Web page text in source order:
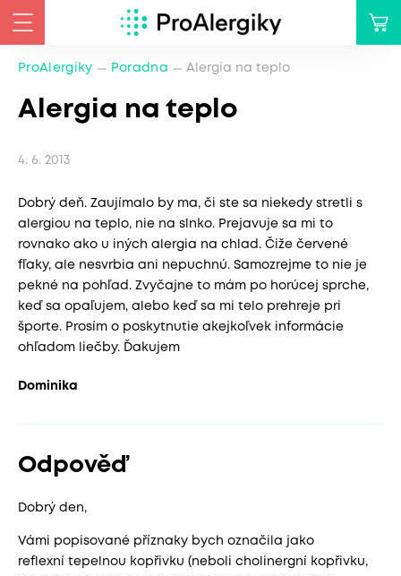
ProAlergiky Poradna Alergia na teplo
Alergia na teplo
4. 6. 2013
Dobrý deň. Zaujímalo by ma, či ste sa niekedy stretli s
alergiou na teplo, nie na slnko. Prejavuje sa mi to
rovnako ako u iných alergia na chlad. Čiže červené
fľaky, ale nesvrbia ani nepuchnú. Samozrejme to nie je
pekné na pohľad. Zvyčajne to mám po horúcej sprche,
keď sa opaľujem, alebo keď sa mi telo prehreje pri
športe. Prosím o poskytnutie akejkoľvek informácie
ohľadom liečby. Ďakujem
Dominika
Odpověď
Dobrý den,
Vámi popisované příznaky bych označila jako
reflexní tepelnou kopřivku (neboli cholinergní kopřivku,